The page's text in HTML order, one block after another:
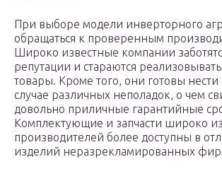
При выборе модели инверторного
обращаться к проверенным
Широко известные компании
репутации и стараются
товары. Кроме того, они готовы
случае различных неполадок, о чем
довольно приличные гарантийные
Комплектующие и запчасти широко
производителей более доступны в
изделий неразрекламированных